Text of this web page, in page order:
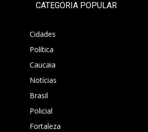
CATEGORIA POPULAR
Cidades
Política
Caucaia
Notícias
Brasil
Policial
Fortaleza